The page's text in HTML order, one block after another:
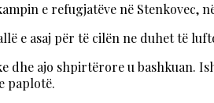
e refugjatëve në Stenkovec,
e asaj për të cilën ne duhet të
dhe ajo shpirtërore u bashkuan.
paplotë.